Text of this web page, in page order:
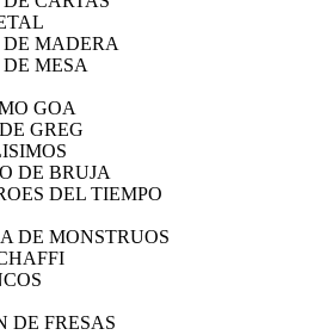
DE MADERA
DE MESA
GOA
GREG
DE BRUJA
DEL TIEMPO
DE MONSTRUOS
DE FRESAS